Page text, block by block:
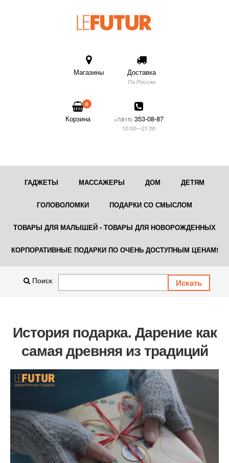
Магазины Доставка
По России
0
Корзина +7(915) 353-08-87
10:00—21:00
ГАДЖЕТЫ МАССАЖЕРЫ ДОМ ДЕТЯМ
ГОЛОВОЛОМКИ ПОДАРКИ СО СМЫСЛОМ
ТОВАРЫ ДЛЯ МАЛЫШЕЙ - ТОВАРЫ ДЛЯ НОВОРОЖДЕННЫХ
КОРПОРАТИВНЫЕ ПОДАРКИ ПО ОЧЕНЬ ДОСТУПНЫМ ЦЕНАМ!
Поиск
История подарка. Дарение как
самая древняя из традиций